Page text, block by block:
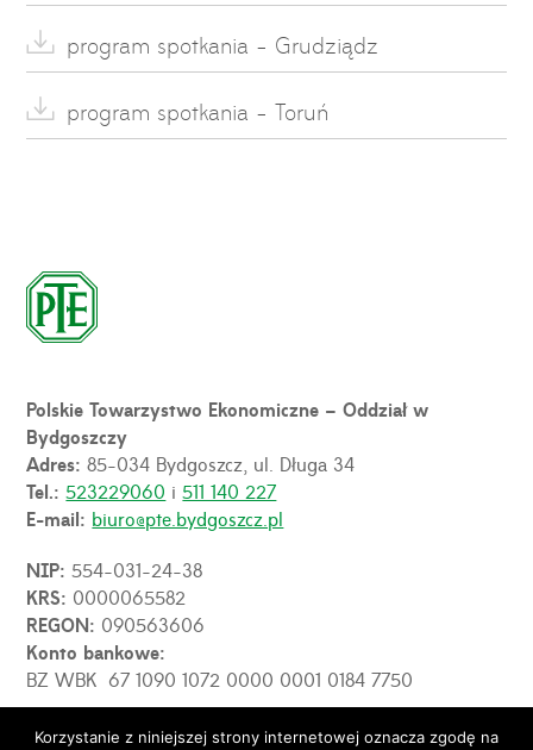
program spotkania - Grudziądz
program spotkania - Toruń
Korzystanie z niniejszej strony internetowej oznacza zgodę na
Polskie Towarzystwo Ekonomiczne – Oddział w
Bydgoszczy
Adres:85-034 Bydgoszcz, ul. Długa 34
Tel.:523229060 i511 140 227
E-mail: biuro@pte.bydgoszcz.pl
NIP:554-031-24-38
KRS: 0000065582
REGON: 090563606
Konto bankowe:
BZ WBK 67 1090 1072 0000 0001 0184 7750